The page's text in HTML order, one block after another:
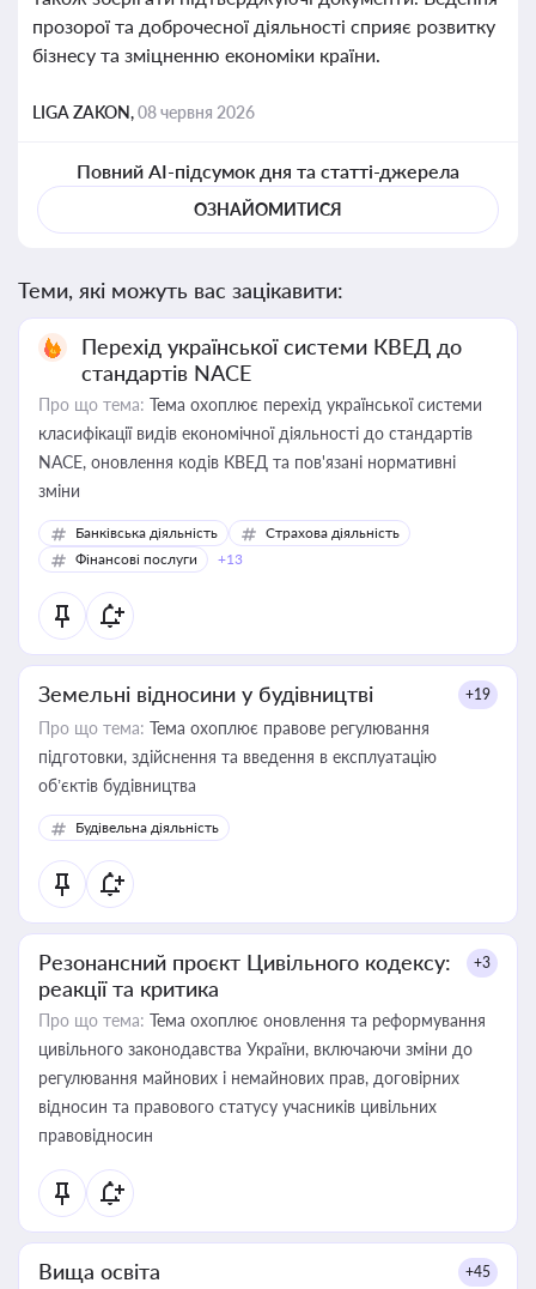
прозорої та доброчесної діяльності сприяє розвитку
бізнесу та зміцненню економіки країни.
LIGA ZAKON,08 червня 2026
Повний AI-підсумок дня та статті-джерела
ОЗНАЙОМИТИСЯ
Теми, які можуть вас зацікавити:
Перехід української системи КВЕД до
стандартів NACE
Про що тема: Тема охоплює перехід української системи
класифікації видів економічної діяльності до стандартів
NACE, оновлення кодів КВЕД та пов'язані нормативні
зміни
Банківська діяльність
Страхова діяльність
Фінансові послуги
+13
Земельні відносини у будівництві +19
Про що тема: Тема охоплює правове регулювання
підготовки, здійснення та введення в експлуатацію
об’єктів будівництва
Будівельна діяльність
Резонансний проєкт Цивільного кодексу:
реакції та критика
+3
Про що тема: Тема охоплює оновлення та реформування
цивільного законодавства України, включаючи зміни до
регулювання майнових і немайнових прав, договірних
відносин та правового статусу учасників цивільних
правовідносин
Вища освіта +45